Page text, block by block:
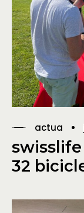
actua
32